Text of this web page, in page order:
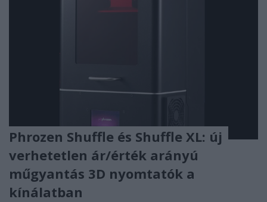
Phrozen Shuffle és Shuffle XL: új
verhetetlen ár/érték arányú
műgyantás 3D nyomtatók a
kínálatban